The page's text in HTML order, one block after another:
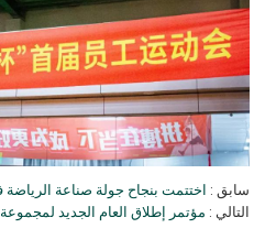
سابق
التالي مؤتمر إطلاق العام الجديد لمجموعة Lvshu: بداية رحلة جديدة!